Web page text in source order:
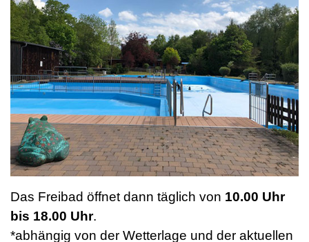
Das Freibad öffnet dann täglich von 10.00 Uhr
bis 18.00 Uhr.
*abhängig von der Wetterlage und der aktuellen